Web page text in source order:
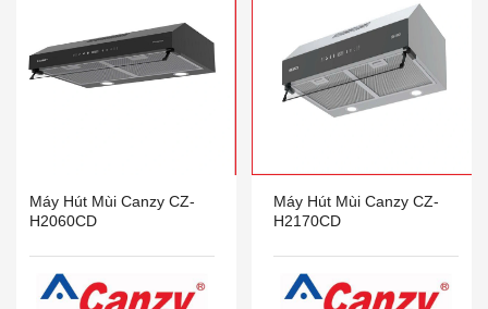
Máy Hút Mùi Canzy CZ-
H2060CD
Máy Hút Mùi Canzy CZ-
H2170CD